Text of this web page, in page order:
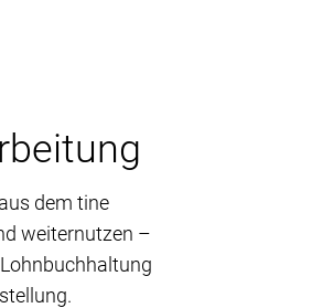
dem tine
weiternutzen –